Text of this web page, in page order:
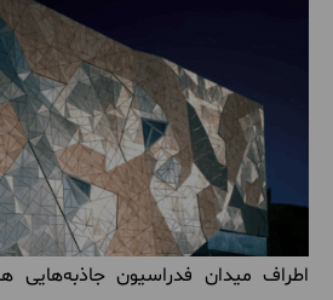
اطراف میدان فدراسیون جاذبههایی